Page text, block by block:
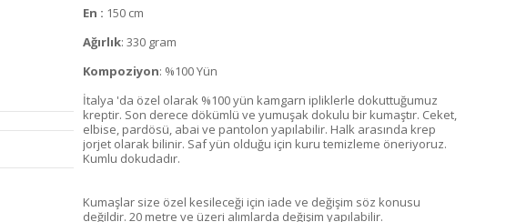
En : 150 cm
Ağırlık: 330 gram
Kompoziyon: %100 Yün
İtalya 'da özel olarak %100 yün kamgarn ipliklerle dokuttuğumuz
kreptir. Son derece dökümlü ve yumuşak dokulu bir kumaştır. Ceket,
elbise, pardösü, abai ve pantolon yapılabilir. Halk arasında krep
jorjet olarak bilinir. Saf yün olduğu için kuru temizleme öneriyoruz.
Kumlu dokudadır.
Kumaşlar size özel kesileceği için iade ve değişim söz konusu
değildir. 20 metre ve üzeri alımlarda değişim yapılabilir.